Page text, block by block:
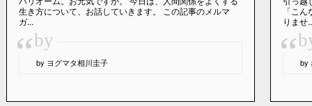
生き方について、お話していきます。 この記事のメルマ
ガ...
“by
by ヨグマタ相川圭子
「こ
りませ
“ by